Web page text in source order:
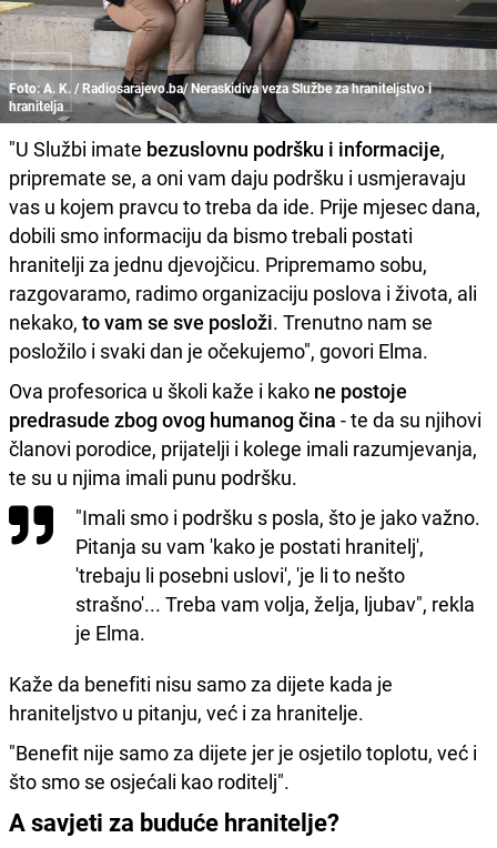
Foto: A. K. / Radiosarajevo.ba/ Neraskidiva veza Službe za hraniteljstvo i
hranitelja
"U Službi imate bezuslovnu podršku i informacije,
pripremate se, a oni vam daju podršku i usmjeravaju
vas u kojem pravcu to treba da ide. Prije mjesec dana,
dobili smo informaciju da bismo trebali postati
hranitelji za jednu djevojčicu. Pripremamo sobu,
razgovaramo, radimo organizaciju poslova i života, ali
nekako, to vam se sve posloži. Trenutno nam se
posložilo i svaki dan je očekujemo", govori Elma.
Ova profesorica u školi kaže i kako ne postoje
predrasude zbog ovog humanog čina - te da su njihovi
članovi porodice, prijatelji i kolege imali razumjevanja,
te su u njima imali punu podršku.
"Imali smo i podršku s posla, što je jako važno.
Pitanja su vam 'kako je postati hranitelj',
'trebaju li posebni uslovi', 'je li to nešto
strašno'... Treba vam volja, želja, ljubav", rekla
je Elma.
Kaže da benefiti nisu samo za dijete kada je
hraniteljstvo u pitanju, već i za hranitelje.
"Benefit nije samo za dijete jer je osjetilo toplotu, već i
što smo se osjećali kao roditelj".
A savjeti za buduće hranitelje?